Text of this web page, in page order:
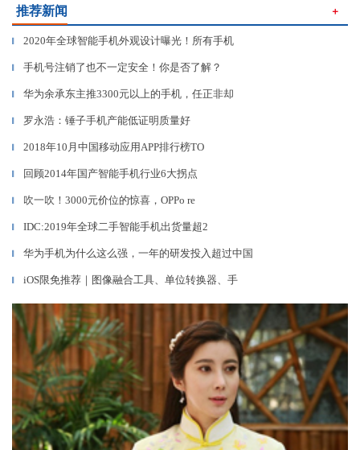
推荐新闻 ＋
▎ 2020年全球智能手机外观设计曝光！所有手机
▎ 手机号注销了也不一定安全！你是否了解？
▎ 华为余承东主推3300元以上的手机，任正非却
▎ 罗永浩：锤子手机产能低证明质量好
▎ 2018年10月中国移动应用APP排行榜TO
▎ 回顾2014年国产智能手机行业6大拐点
▎ 吹一吹！3000元价位的惊喜，OPPo re
▎ IDC:2019年全球二手智能手机出货量超2
▎ 华为手机为什么这么强，一年的研发投入超过中国
▎ iOS限免推荐｜图像融合工具、单位转换器、手